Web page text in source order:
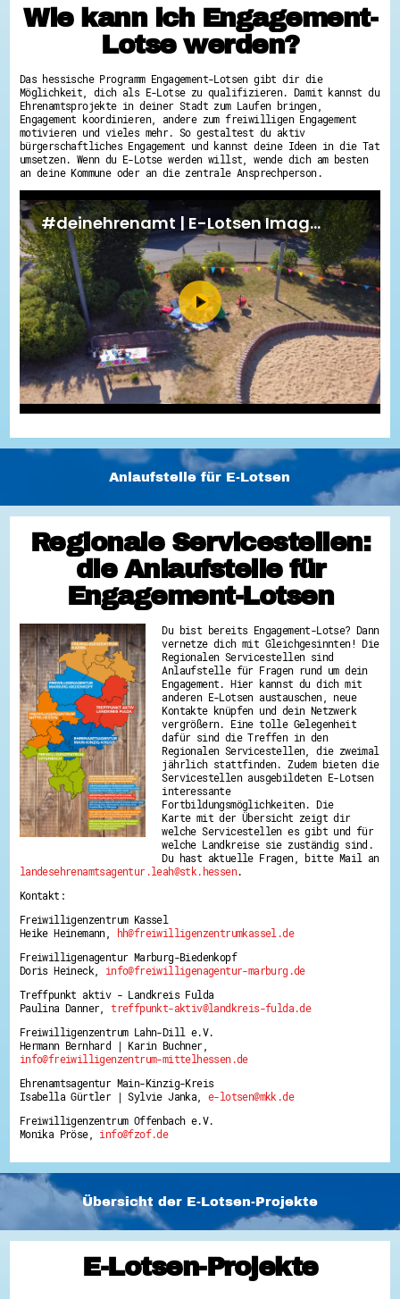
Wie kann ich Engagement-
Lotse werden?
Das hessische Programm Engagement-Lotsen gibt dir die
Möglichkeit, dich als E-Lotse zu qualifizieren. Damit kannst du
Ehrenamtsprojekte in deiner Stadt zum Laufen bringen,
Engagement koordinieren, andere zum freiwilligen Engagement
motivieren und vieles mehr. So gestaltest du aktiv
bürgerschaftliches Engagement und kannst deine Ideen in die Tat
umsetzen. Wenn du E-Lotse werden willst, wende dich am besten
an deine Kommune oder an die zentrale Ansprechperson.
Anlaufstelle für E-Lotsen
Regionale Servicestellen:
die Anlaufstelle für
Engagement-Lotsen
Du bist bereits Engagement-Lotse? Dann
vernetze dich mit Gleichgesinnten! Die
Regionalen Servicestellen sind
Anlaufstelle für Fragen rund um dein
Engagement. Hier kannst du dich mit
anderen E-Lotsen austauschen, neue
Kontakte knüpfen und dein Netzwerk
vergrößern. Eine tolle Gelegenheit
dafür sind die Treffen in den
Regionalen Servicestellen, die zweimal
jährlich stattfinden. Zudem bieten die
Servicestellen ausgebildeten E-Lotsen
interessante
Fortbildungsmöglichkeiten. Die
Karte mit der Übersicht zeigt dir
welche Servicestellen es gibt und für
welche Landkreise sie zuständig sind.
Du hast aktuelle Fragen, bitte Mail an
landesehrenamtsagentur.leah@stk.hessen.
Kontakt:
Freiwilligenzentrum Kassel
Heike Heinemann,
hh@freiwilligenzentrumkassel.de
Freiwilligenagentur Marburg-Biedenkopf
Doris Heineck, info@freiwilligenagentur-marburg.de
Treffpunkt aktiv - Landkreis Fulda
Paulina Danner,treffpunkt-aktiv@landkreis-fulda.de
Freiwilligenzentrum Lahn-Dill e.V.
Hermann Bernhard | Karin Buchner,
info@freiwilligenzentrum-mittelhessen.de
Ehrenamtsagentur Main-Kinzig-Kreis
Isabella Gürtler | Sylvie Janka,e-lotsen@mkk.de
Freiwilligenzentrum Offenbach e.V.
Monika Pröse, info@fzof.de
Übersicht der E-Lotsen-Projekte
E-Lotsen-Projekte